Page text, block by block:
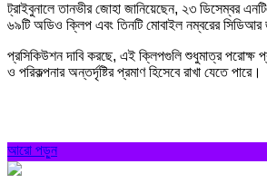
ট্রাইবুনালে তানভীর জোহা জানিয়েছেন, ২৩ ডিসেম্বর
৬৯টি অডিও ক্লিপ এবং তিনটি মোবাইল নম্বরের সিডিআর
প্রসিকিউশন দাবি করছে, এই ক্লিপগুলি শুধুমাত্র পরোক্ষ
ও পরিকল্পনার অন্তর্দৃষ্টির প্রমাণ হিসেবে রাখা যেতে পারে।
আরো পড়ুন